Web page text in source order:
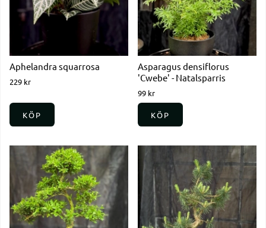
Aphelandra squarrosa
229 kr
KÖP
Asparagus densiflorus
'Cwebe' - Natalsparris
99 kr
KÖP